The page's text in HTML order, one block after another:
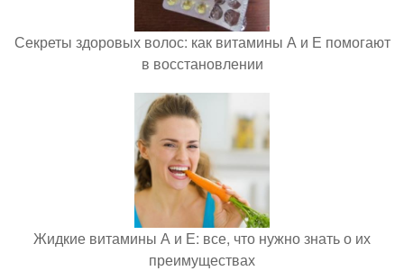
Секреты здоровых волос: как витамины А и Е помогают
в восстановлении
Жидкие витамины А и Е: все, что нужно знать о их
преимуществах